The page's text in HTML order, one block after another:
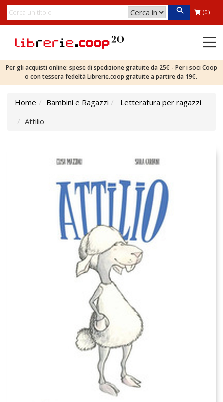
(0)
Per gli acquisti online: spese di spedizione gratuite da 25€ - Per i soci Coop
o con tessera fedeltà Librerie.coop gratuite a partire da 19€.
Home Bambini e Ragazzi
Letteratura per ragazzi
Attilio